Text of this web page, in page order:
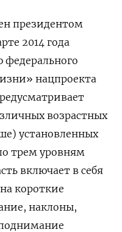
президентом
2014 года
федерального
нацпроекта
возрастных
установленных
трем уровням
включает в себя
короткие
наклоны,